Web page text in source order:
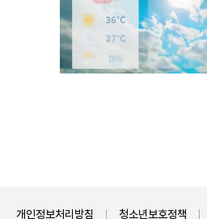
개인정보처리방침 청소년보호정책